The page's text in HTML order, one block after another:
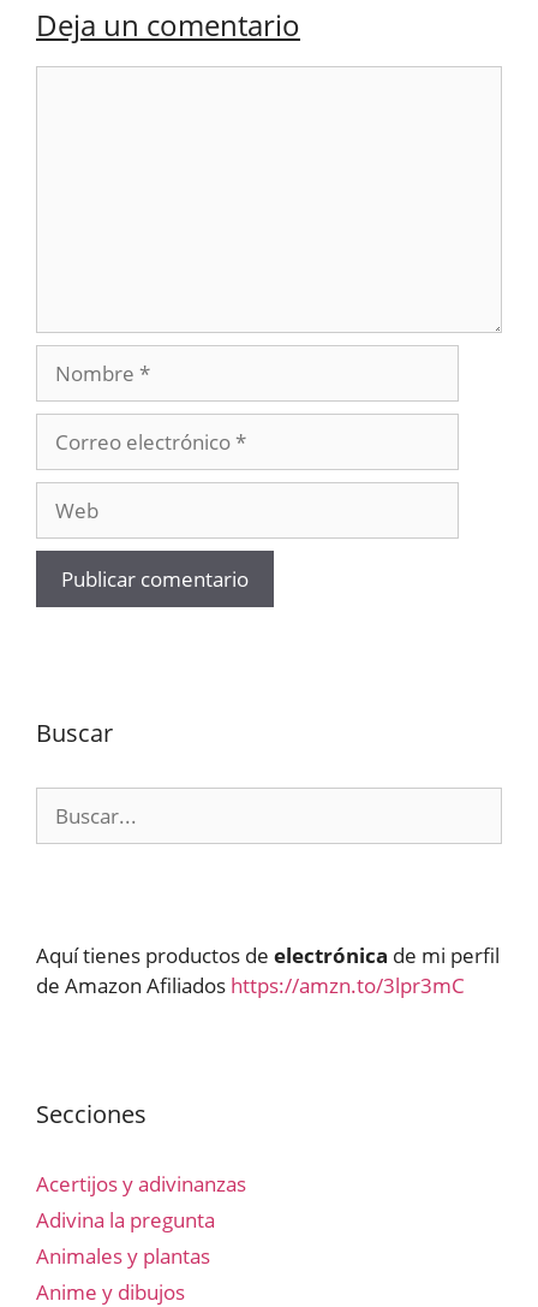
Deja un comentario
Nombre
electrónico
Buscar
Aquí tienes productos de electrónica de mi perfil
de Amazon Afiliados https://amzn.to/3lpr3mC
Secciones
Acertijos y adivinanzas
Adivina la pregunta
Animales y plantas
Anime y dibujos